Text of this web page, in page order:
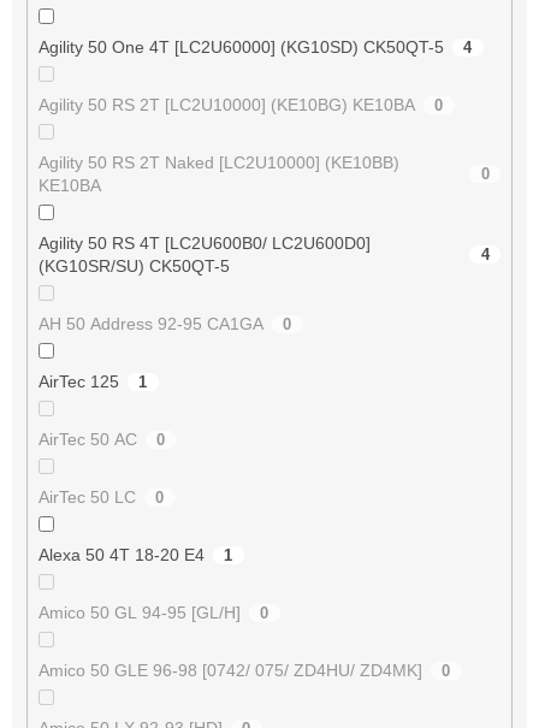
Agility 50 One 4T [LC2U60000] (KG10SD) CK50QT-5 4
Agility 50 RS 2T [LC2U10000] (KE10BG) KE10BA 0
Agility 50 RS 2T Naked [LC2U10000] (KE10BB)
KE10BA
0
Agility 50 RS 4T [LC2U600B0/ LC2U600D0]
(KG10SR/SU) CK50QT-5
4
AH 50 Address 92-95 CA1GA 0
AirTec 125 1
AirTec 50 AC 0
AirTec 50 LC 0
Alexa 50 4T 18-20 E4 1
Amico 50 GL 94-95 [GL/H] 0
Amico 50 GLE 96-98 [0742/ 075/ ZD4HU/ ZD4MK] 0